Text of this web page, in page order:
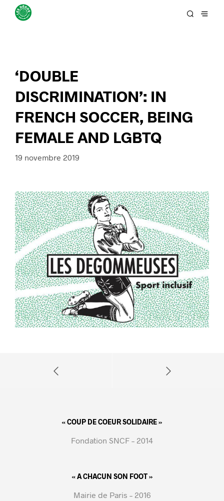
‘DOUBLE
DISCRIMINATION’: IN
FRENCH SOCCER, BEING
FEMALE AND LGBTQ
19 novembre 2019
« COUP DE COEUR SOLIDAIRE »
Fondation SNCF – 2014
« A CHACUN SON FOOT »
Mairie de Paris – 2016